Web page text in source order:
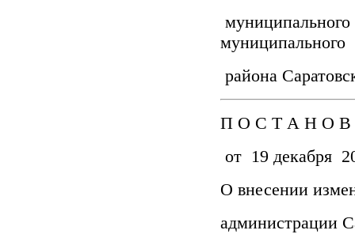
муниципального
муниципального
района
П О С Т А Н О
от 19 декабря
О внесении
администрации